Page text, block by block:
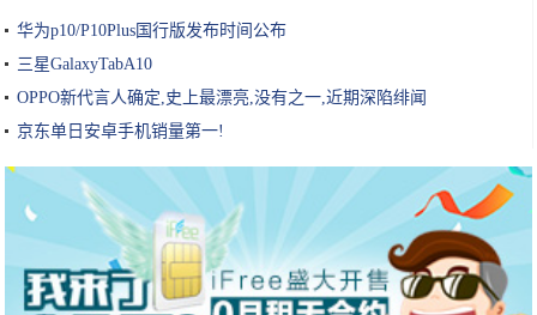
华为p10/P10Plus国行版发布时间公布
三星GalaxyTabA10
OPPO新代言人确定,史上最漂亮,没有之一,近期深陷绯闻
京东单日安卓手机销量第一!